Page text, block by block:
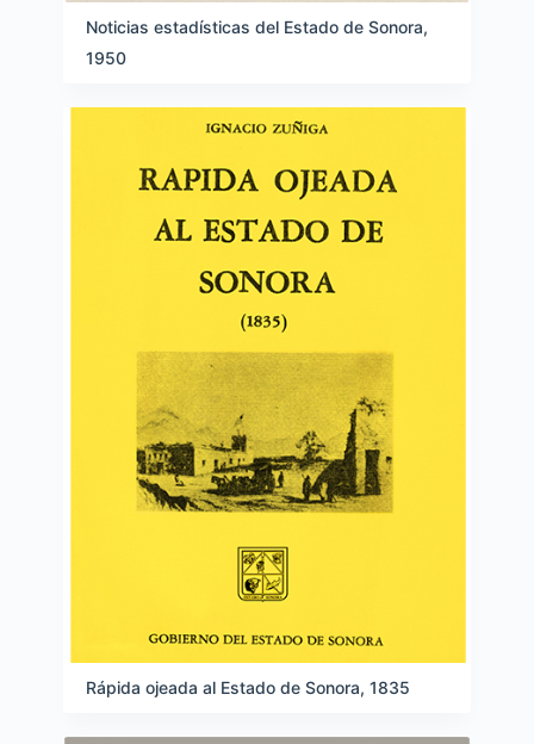
Noticias estadísticas del Estado de Sonora,
1950
Rápida ojeada al Estado de Sonora, 1835